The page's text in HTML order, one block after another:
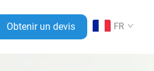
Obtenir un devis FR